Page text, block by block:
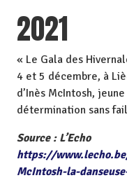
2021
« Le Gala des
4 et 5 décembre, à
d’Inès McIntosh,
détermination sans
Source : L’Echo
https://
McIntosh-la-